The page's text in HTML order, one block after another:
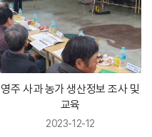
영주 사과 농가 생산정보 조사 및
교육
2023-12-12